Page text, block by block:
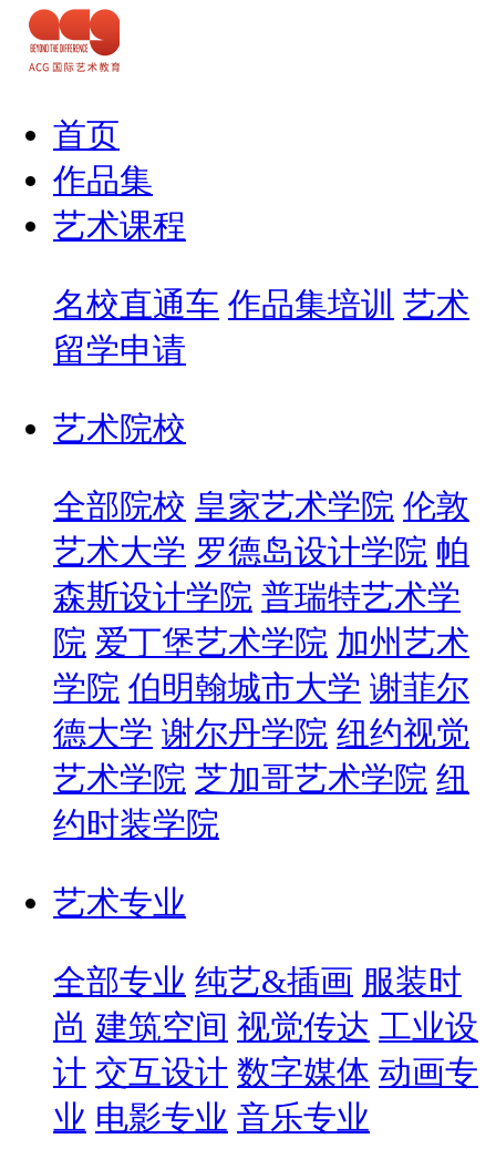
首页
作品集
艺术课程
名校直通车 作品集培训 艺术
留学申请
艺术院校
全部院校 皇家艺术学院 伦敦
艺术大学 罗德岛设计学院 帕
森斯设计学院 普瑞特艺术学
院 爱丁堡艺术学院 加州艺术
学院 伯明翰城市大学 谢菲尔
德大学 谢尔丹学院 纽约视觉
艺术学院 芝加哥艺术学院 纽
约时装学院
艺术专业
全部专业 纯艺&插画 服装时
尚 建筑空间 视觉传达 工业设
计 交互设计 数字媒体 动画专
业 电影专业 音乐专业